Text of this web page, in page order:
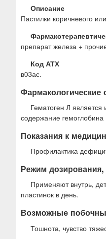
Описание
Пастилки коричневого
препарат железа +
Код АТХ
в03ас.
Фармакологические
Гематоген Л
содержание
Показания к
Профилактика
Режим
Применяют внутрь,
пластинок в день.
Возможные
Тошнота, чувство